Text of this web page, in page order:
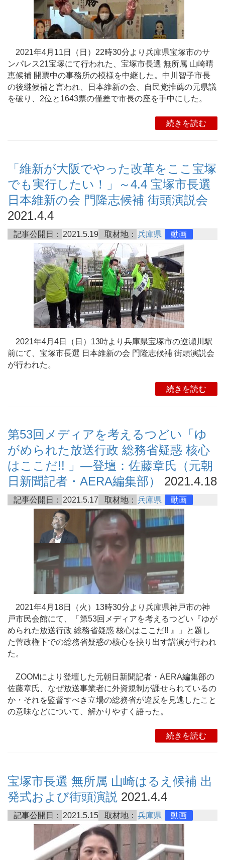
2021年4月11日（日）22時30分より兵庫県宝塚市のサ
ンパレス21宝塚にて行われた、宝塚市長選 無所属 山崎晴
恵候補 開票中の事務所の模様を中継した。中川智子市長
の後継候補と言われ、日本維新の会、自民党推薦の元県議
を破り、2位と1643票の僅差で市長の座を手中にした。
続きを読む
「維新が大阪でやった改革をここ宝塚
でも実行したい！」～4.4 宝塚市長選
日本維新の会 門隆志候補 街頭演説会
2021.4.4
記事公開日： 2021.5.19 取材地： 兵庫県 動画
2021年4月4日（日）13時より兵庫県宝塚市の逆瀬川駅
前にて、宝塚市長選 日本維新の会 門隆志候補 街頭演説会
が行われた。
続きを読む
第53回メディアを考えるつどい「ゆ
がめられた放送行政 総務省疑惑 核心
はここだ!! 」―登壇：佐藤章氏（元朝
日新聞記者・AERA編集部）
2021.4.18
記事公開日： 2021.5.17 取材地： 兵庫県 動画
2021年4月18日（火）13時30分より兵庫県神戸市の神
戸市民会館にて、「第53回メディアを考えるつどい『ゆが
められた放送行政 総務省疑惑 核心はここだ!! 』」と題し
た菅政権下での総務省疑惑の核心を抉り出す講演が行われ
た。
ZOOMにより登壇した元朝日新聞記者・AERA編集部の
佐藤章氏、なぜ放送事業者に外資規制が課せられているの
か・それを監督すべき立場の総務省が違反を見逃したこと
の意味などについて、解かりやすく語った。
続きを読む
宝塚市長選 無所属 山崎はるえ候補 出
発式および街頭演説 2021.4.4
記事公開日： 2021.5.15 取材地： 兵庫県 動画